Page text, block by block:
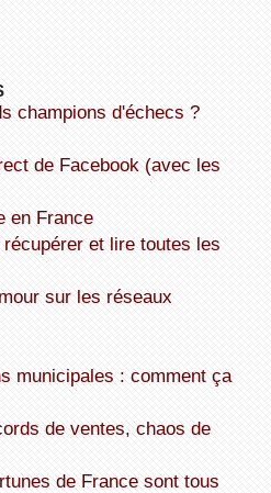
champions d'échecs ?
en France